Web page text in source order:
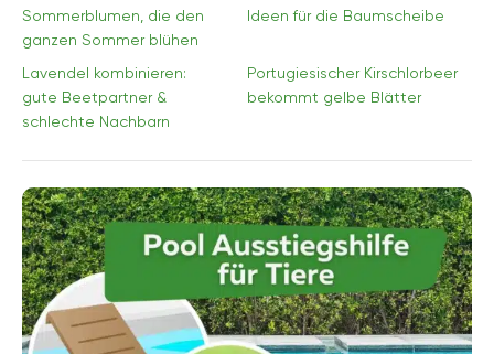
Sommerblumen, die den
ganzen Sommer blühen
Ideen für die Baumscheibe
Lavendel kombinieren:
gute Beetpartner &
schlechte Nachbarn
Portugiesischer Kirschlorbeer
bekommt gelbe Blätter